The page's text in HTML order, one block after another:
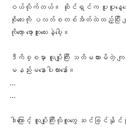
ဝယ်လိုက်တယ်။ ဆိုင်ရှင်က ပူပူနွေနွေ
စိုလေးကို ပလတ်စတစ်အိတ်ထဲထည့်ပြီး ခ
ကိုတော့ ဖော့ဘူးလေးနဲ့ပေါ့။
ဒီကိစ္စမှာ လူပျိုကြီး သတိမထားမိတဲ့ ကျ
မနည်းမနောပါလားနော်။
…
…
ဒါကြောင့် လူပျိုကြီးလိုလူတွေ ဆင်ခြ